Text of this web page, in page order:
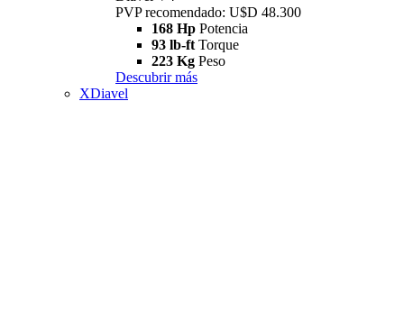
PVP recomendado: U$D 48.300
168 Hp Potencia
93 lb-ft Torque
223 Kg Peso
Descubrir más
XDiavel